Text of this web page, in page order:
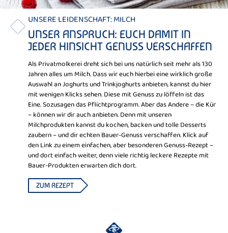
UNSERE LEIDENSCHAFT: MILCH
UNSER ANSPRUCH: EUCH DAMIT IN
JEDER HINSICHT GENUSS VERSCHAFFEN
Als Privatmolkerei dreht sich bei uns natürlich seit mehr als 130
Jahren alles um Milch. Dass wir euch hierbei eine wirklich große
Auswahl an Joghurts und Trinkjoghurts anbieten, kannst du hier
mit wenigen Klicks sehen. Diese mit Genuss zu löffeln ist das
Eine. Sozusagen das Pflichtprogramm. Aber das Andere – die Kür
– können wir dir auch anbieten. Denn mit unseren
Milchprodukten kannst du kochen, backen und tolle Desserts
zaubern – und dir echten Bauer-Genuss verschaffen. Klick auf
den Link zu einem einfachen, aber besonderen Genuss-Rezept –
und dort einfach weiter, denn viele richtig leckere Rezepte mit
Bauer-Produkten erwarten dich dort.
ZUM REZEPT